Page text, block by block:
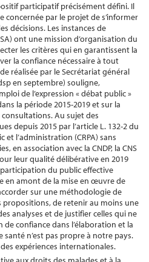
participatif précisément défini. Il
par le projet de s’informer
décisions. Les instances de
ont une mission d’organisation du
les critères qui en garantissent la
la confiance nécessaire à tout
réalisée par le Secrétariat général
en septembre) souligne,
de l’expression « débat public »
la période 2015-2019 et sur la
Au sujet des
depuis 2015 par l’article L. 132-2 du
l’administration (CRPA) sans
en association avec la CNDP, la CNS
leur qualité délibérative en 2019
du public effective
en amont de la mise en œuvre de
sur une méthodologie de
de retenir au moins une
analyses et de justifier celles qui ne
confiance dans l’élaboration et la
n’est pas propre à notre pays.
expériences internationales.